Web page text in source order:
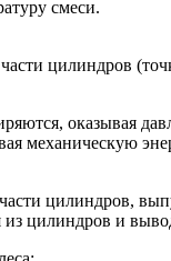
смеси.
цилиндров
оказывая
механическую
цилиндров,
цилиндров и